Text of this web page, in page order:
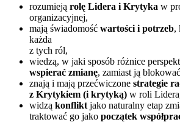
rozumieją rolę Lidera i Krytyka w
organizacyjnej,
mają świadomość wartości i potrzeb,
każda
z tych ról,
wiedzą, w jaki sposób różnice
wspierać zmianę, zamiast ją
znają i mają przećwiczone strategie
z Krytykiem (i krytyką) w roli
widzą konflikt jako naturalny etap
traktować go jako początek